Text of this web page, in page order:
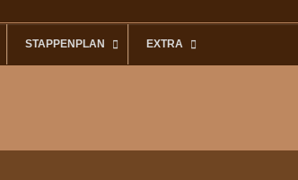
STAPPENPLAN EXTRA